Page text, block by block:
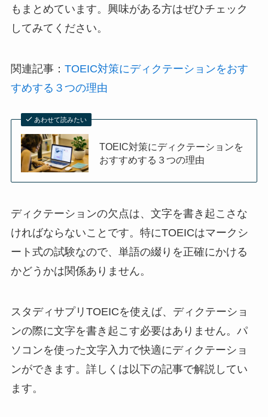
もまとめています。興味がある方はぜひチェック
してみてください。
関連記事： TOEIC対策にディクテーションをおす
すめする３つの理由
あわせて読みたい
TOEIC対策にディクテーションを
おすすめする３つの理由
ディクテーションの欠点は、文字を書き起こさな
ければならないことです。特にTOEICはマークシ
ート式の試験なので、単語の綴りを正確にかける
かどうかは関係ありません。
スタディサプリTOEICを使えば、ディクテーショ
ンの際に文字を書き起こす必要はありません。パ
ソコンを使った文字入力で快適にディクテーショ
ンができます。詳しくは以下の記事で解説してい
ます。